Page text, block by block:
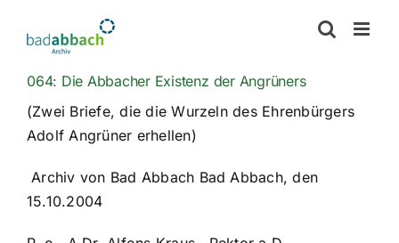
Inhalt
springen
064: Die Abbacher Existenz der Angrüners
(Zwei Briefe, die die Wurzeln des Ehrenbürgers
Adolf Angrüner erhellen)
Archiv von Bad Abbach Bad Abbach, den
15.10.2004